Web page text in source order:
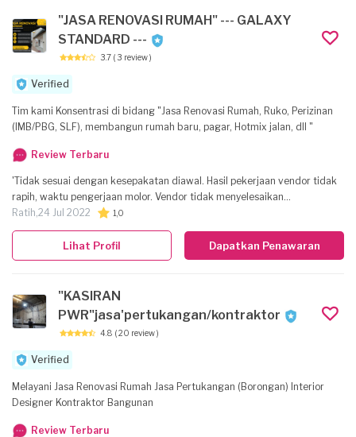
"JASA RENOVASI RUMAH" --- GALAXY
STANDARD ---
3.7 ( 3 review )
Verified
Tim kami Konsentrasi di bidang "Jasa Renovasi Rumah, Ruko, Perizinan
(IMB/PBG, SLF), membangun rumah baru, pagar, Hotmix jalan, dll "
Review Terbaru
'Tidak sesuai dengan kesepakatan diawal. Hasil pekerjaan vendor tidak
rapih, waktu pengerjaan molor. Vendor tidak menyelesaikan
kewajibannya sampai selesai. Komunikasi dan attitude penanggung
jawab vendor sangat buruk. Secara keseluruhan saya sangat kecewa
dan tidak merekomendasikan vendor tsb. '
Ratih,24 Jul 2022 1,0
Dapatkan Penawaran
Lihat Profil
"KASIRAN
PWR"jasa'pertukangan/kontraktor
4.8 ( 20 review )
Verified
Melayani Jasa Renovasi Rumah Jasa Pertukangan (Borongan) Interior
Designer Kontraktor Bangunan
Review Terbaru